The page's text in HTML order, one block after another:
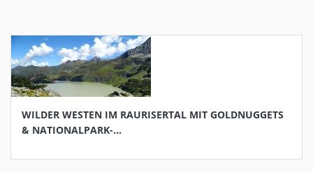
WILDER WESTEN IM RAURISERTAL MIT GOLDNUGGETS
& NATIONALPARK-...